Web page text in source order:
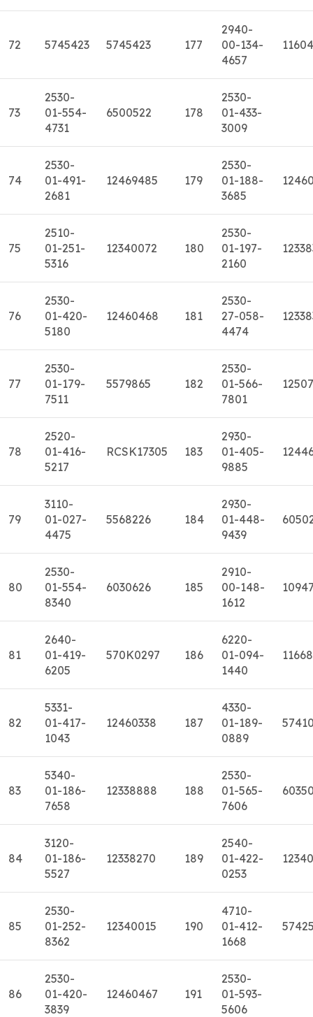
72 5745423 5745423 177
2940-
00-134-
4657
73
2530-
01-554-
4731
6500522 178
2530-
01-433-
3009
74
2530-
01-491-
2681
12469485 179
2530-
01-188-
3685
75
2510-
01-251-
5316
12340072 180
2530-
01-197-
2160
76
2530-
01-420-
5180
12460468 181
2530-
27-058-
4474
77
2530-
01-179-
7511
5579865 182
2530-
01-566-
7801
78
2520-
01-416-
5217
RCSK17305 183
2930-
01-405-
9885
79
3110-
01-027-
4475
5568226 184
2930-
01-448-
9439
80
2530-
01-554-
8340
6030626 185
2910-
00-148-
1612
81
2640-
01-419-
6205
570K0297 186
6220-
01-094-
1440
82
5331-
01-417-
1043
12460338 187
4330-
01-189-
0889
83
5340-
01-186-
7658
12338888 188
2530-
01-565-
7606
84
3120-
01-186-
5527
12338270 189
2540-
01-422-
0253
85
2530-
01-252-
8362
12340015 190
4710-
01-412-
1668
86
2530-
01-420-
3839
12460467 191
2530-
01-593-
5606